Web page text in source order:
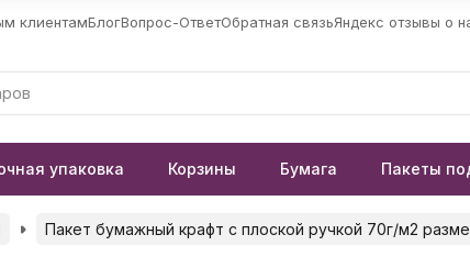
клиентамБлогВопрос-ОтветОбратная связьЯндекс отзывы о
упаковка Корзины Бумага Пакеты
Пакет бумажный крафт с плоской ручкой 70г/м2